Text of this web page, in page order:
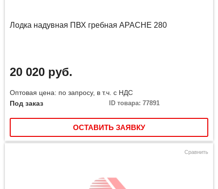
Лодка надувная ПВХ гребная APACHE 280
20 020 руб.
Оптовая цена: по запросу, в т.ч. с НДС
Под заказ
ID товара: 77891
ОСТАВИТЬ ЗАЯВКУ
Сравнить